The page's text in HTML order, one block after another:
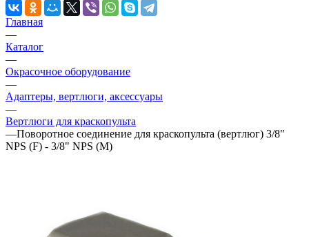
Главная
—
Каталог
—
Окрасочное оборудование
—
Адаптеры, вертлюги, аксессуары
—
Вертлюги для краскопульта
—Поворотное соединение для краскопульта (вертлюг) 3/8"
NPS (F) - 3/8" NPS (M)